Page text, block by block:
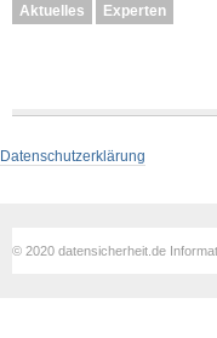
Aktuelles Experten
Datenschutzerklärung
© 2020 datensicherheit.de